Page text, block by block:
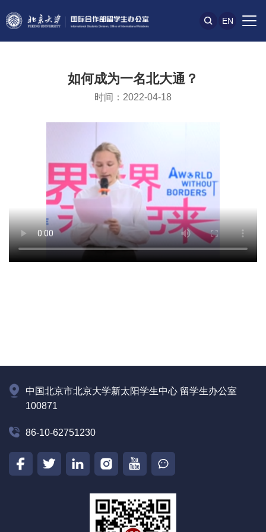
EN
如何成为一名北大通？
时间：2022-04-18
中国北京市北京大学新太阳学生中心 留学生办公室
100871
86-10-62751230